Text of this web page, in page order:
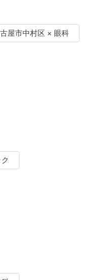
屋市中村区 × 眼科